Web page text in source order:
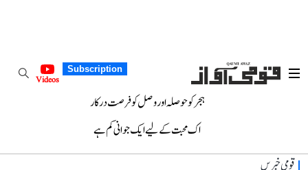
Subscription
Videos
ہجر کو حوصلہ اور وصل کو فرصت درکار
اک محبت کے لیے ایک جوانی کم ہے
قومی خبریں